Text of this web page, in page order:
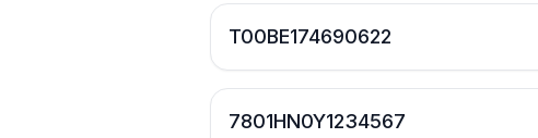
T00BE174690622
7801HN0Y1234567